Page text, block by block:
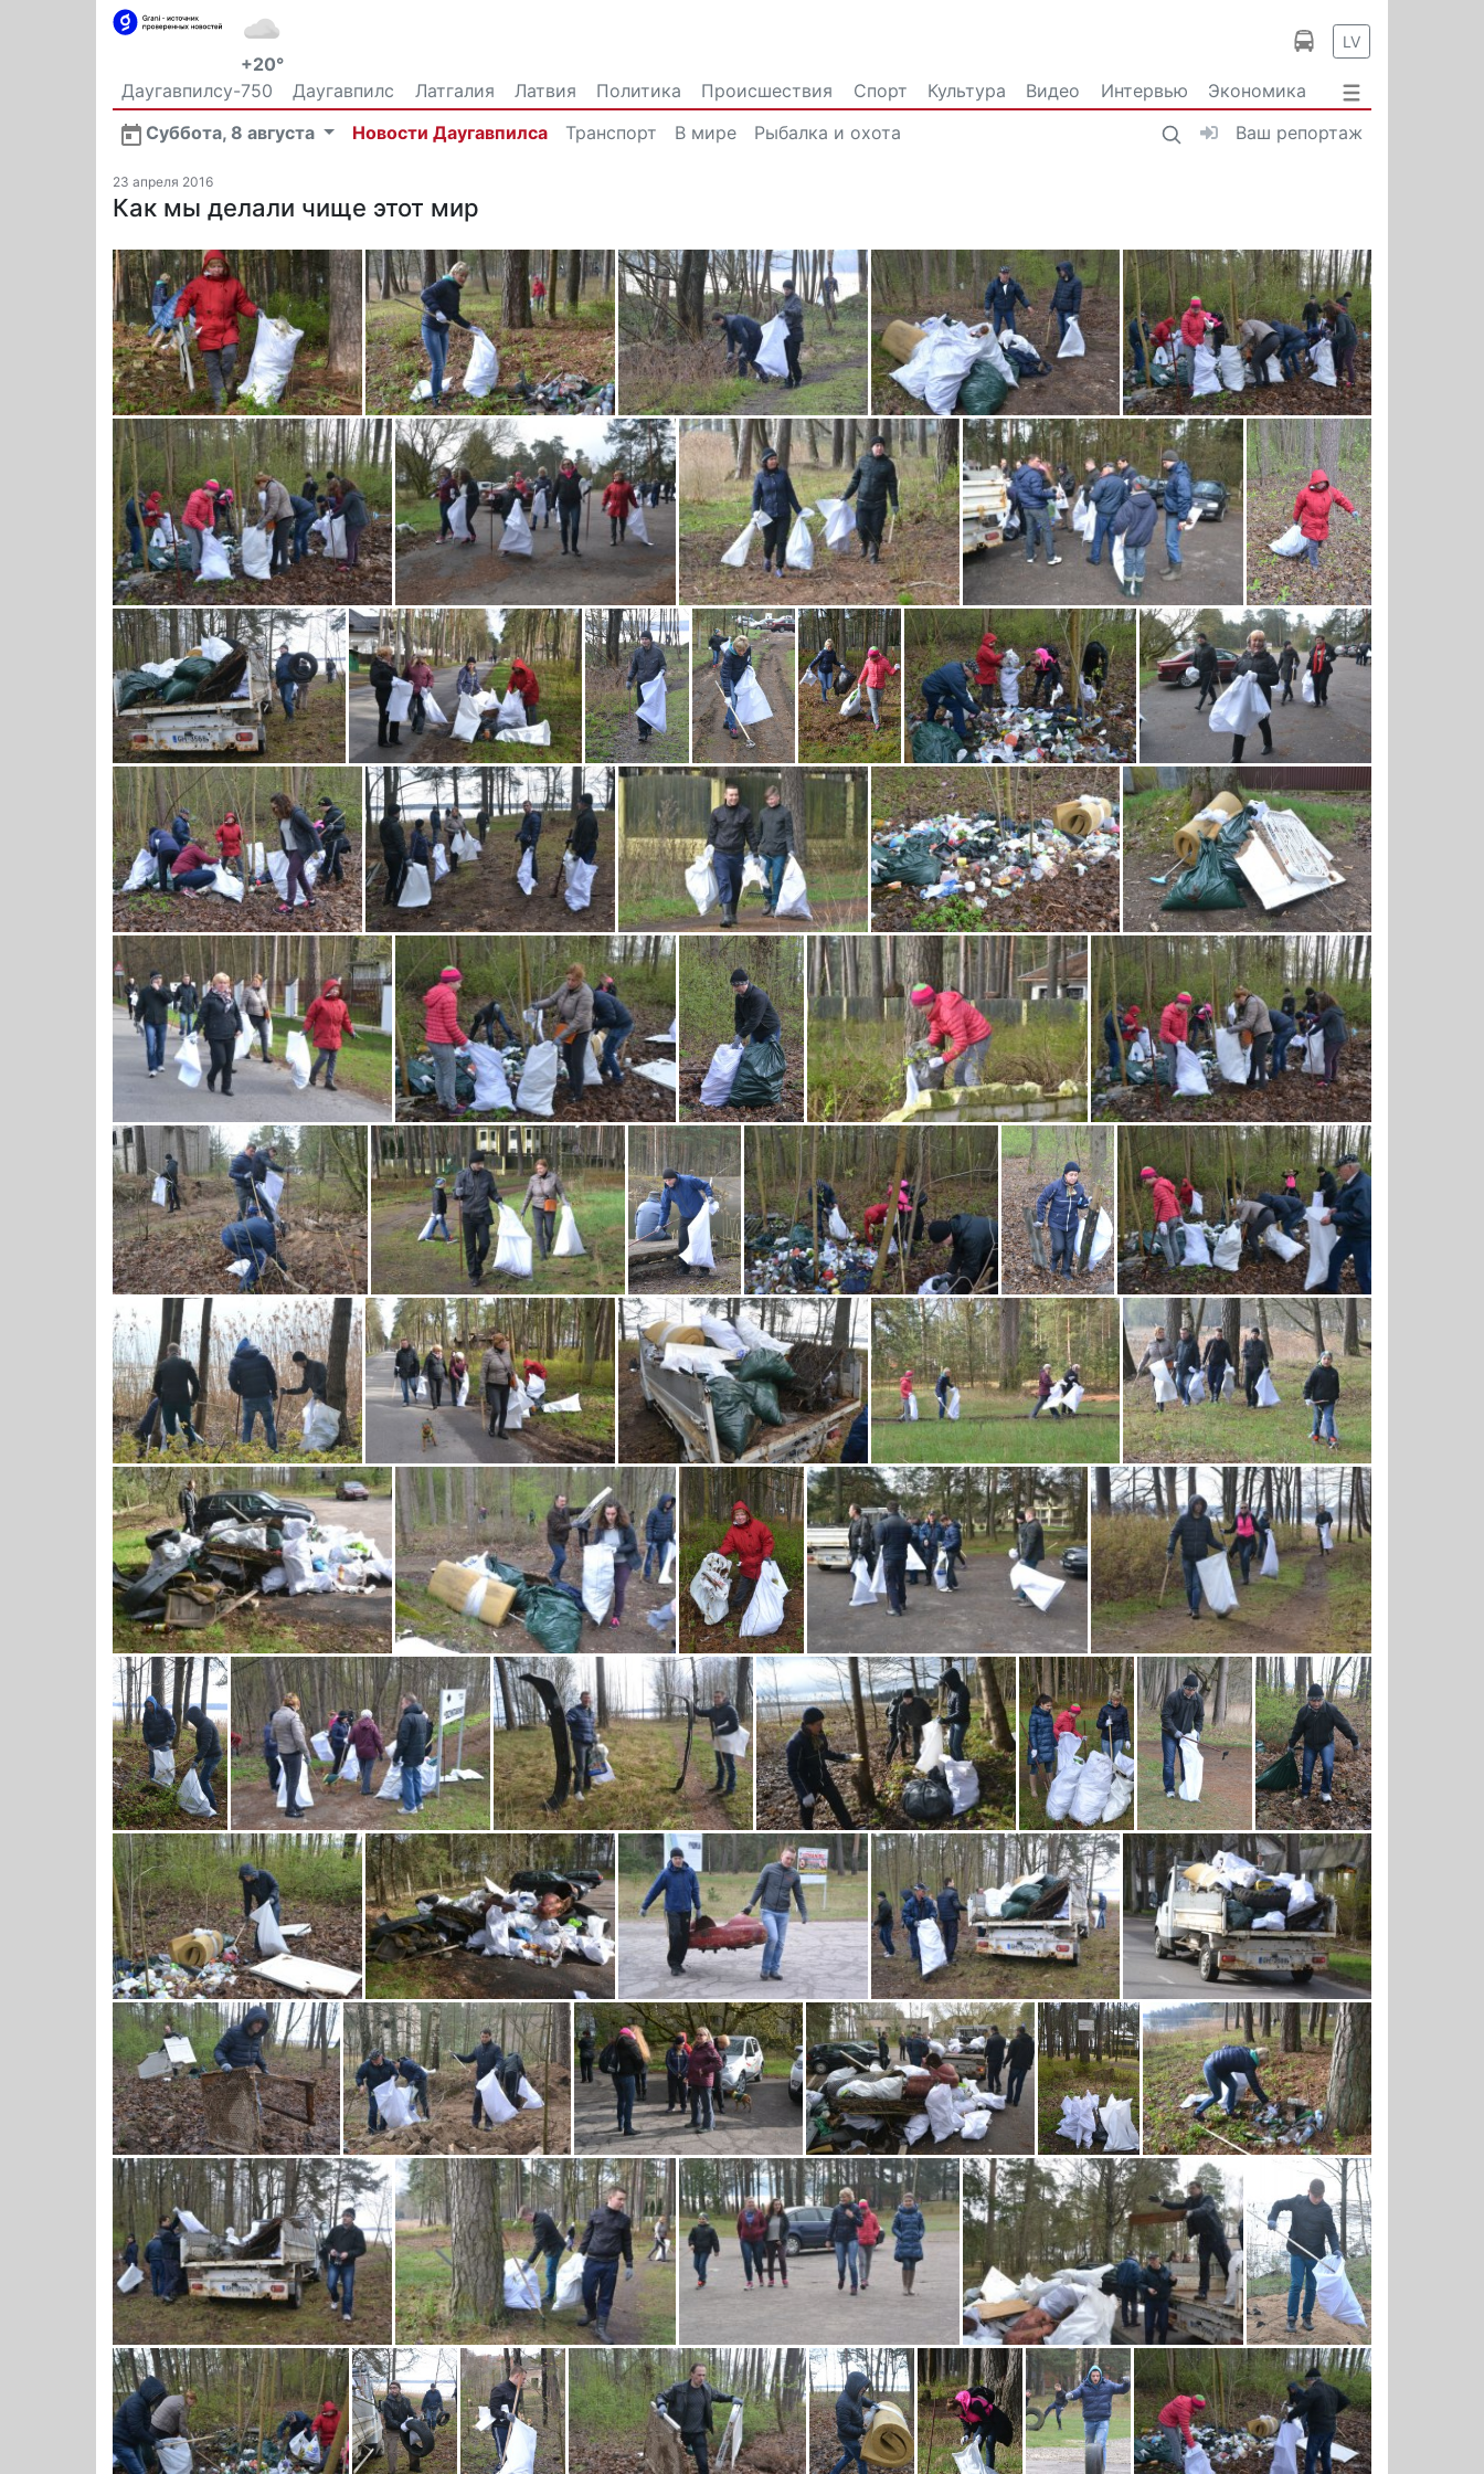
+20°
LV
Даугавпилсу-750 Даугавпилс Латгалия Латвия Политика Происшествия Спорт Культура Видео Интервью
Экономика
Общество
Суббота, 8 августа Новости Даугавпилса Транспорт В мире Рыбалка и охота Ваш репортаж
23 апреля 2016
Как мы делали чище этот мир